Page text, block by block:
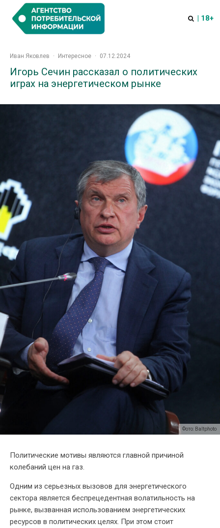
| 18+
Иван Яковлев · Интересное · 07.12.2024
Игорь Сечин рассказал о политических
играх на энергетическом рынке
Фото: Baltphoto
Политические мотивы являются главной причиной
колебаний цен на газ.
Одним из серьезных вызовов для энергетического
сектора является беспрецедентная волатильность на
рынке, вызванная использованием энергетических
ресурсов в политических целях. При этом стоит